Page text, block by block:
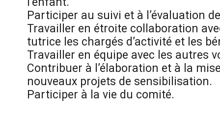
Participer au suivi et à l’évaluation
Travailler en étroite collaboration
tutrice les chargés d’activité et les
Travailler en équipe avec les autres
Contribuer à l’élaboration et à la
nouveaux projets de sensibilisation.
Participer à la vie du comité.